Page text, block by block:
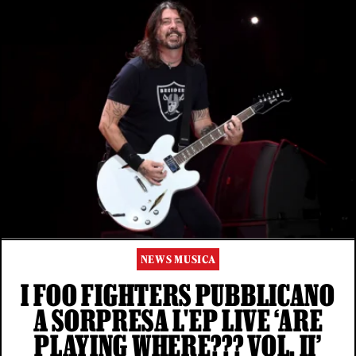
NEWS MUSICA
I FOO FIGHTERS PUBBLICANO
A SORPRESA L'EP LIVE ‘ARE
PLAYING WHERE??? VOL. II’